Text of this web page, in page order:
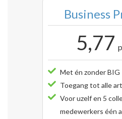
Business
5,77
Met én zonder BIG
Toegang tot alle
Voor uzelf en 5
medewerkers één